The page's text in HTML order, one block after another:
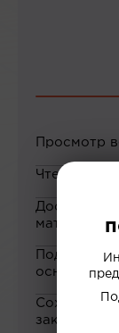
Просмотр
Чтение
Доступ к
материалам
Подборка
основе
закладки